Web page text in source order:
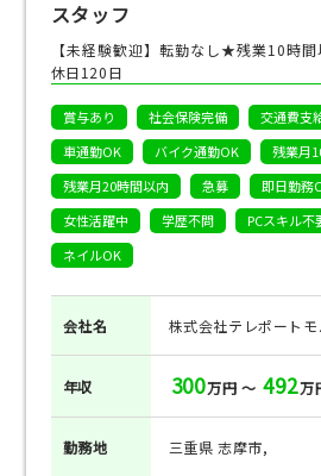
スタッフ
【未経験歓迎】転勤なし★残業10時
休日120日
賞与あり 社会保険完備 交通費支
車通勤OK
バイク通勤OK
残業月
残業月20時間以内
急募 即日勤務
女性活躍中
学歴不問 PCスキル不
ネイルOK
会社名 株式会社テレポートモ
年収 300万円 ～ 492万
勤務地 三重県 志摩市,